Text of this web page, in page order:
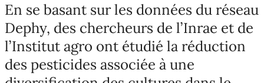
En se basant sur les données du réseau
Dephy, des chercheurs de l’Inrae et de
l’Institut agro ont étudié la réduction
des pesticides associée à une